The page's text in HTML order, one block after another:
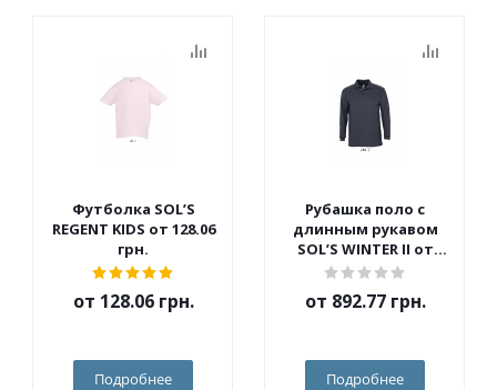
Футболка SOL’S
REGENT KIDS от 128.06
грн.
от 128.06 грн.
Подробнее
Рубашка поло с
длинным рукавом
SOL’S WINTER II от
562.10 грн.
от 892.77 грн.
Подробнее